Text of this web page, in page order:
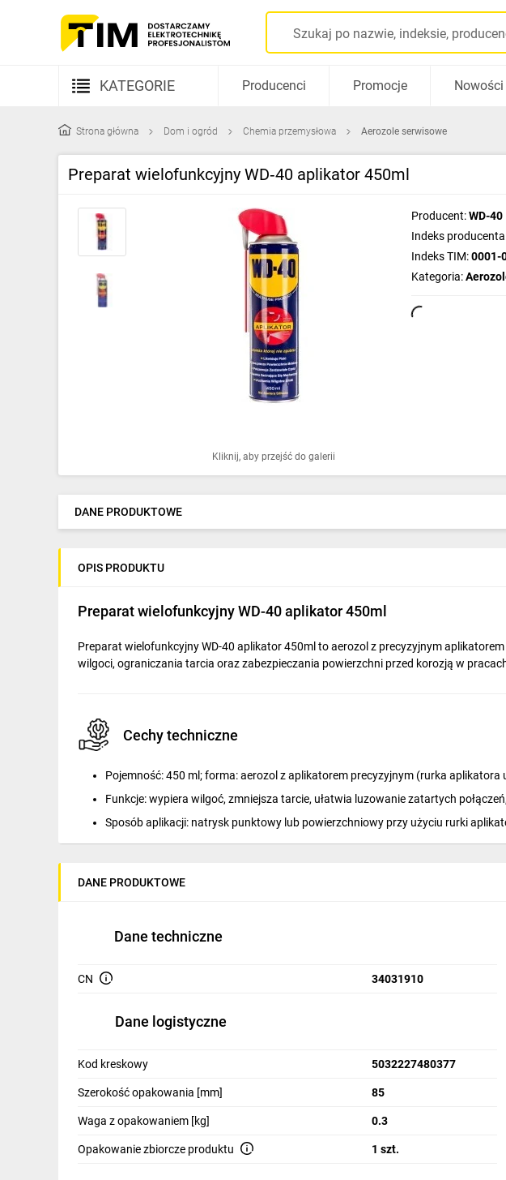
KATEGORIE
Kable i przewody
Rozdzielnice i obudowy
Elementy prowadzenia kabli
Fotowoltaika
Gniazda i łączniki
Ogrzewanie
Elektronarzędzia i mierniki
Napędy elektryczne
Pneumatyka
Dom i ogród
IT, GSM
Odzież ochronna i BHP
Elektromobilność
Producenci Promocje Nowości
Strona główna Dom i ogród Chemia przemysłowa Aerozole serwisowe
Preparat wielofunkcyjny WD‑40 aplikator 450ml
Kliknij, aby przejść do galerii
Producent:WD-40
Indeks
Indeks TIM:0001-
Kategoria:
DANE PRODUKTOWE
OPIS PRODUKTU
Preparat wielofunkcyjny WD-40 aplikator 450ml
Preparat wielofunkcyjny WD-40 aplikator 450ml to aerozol z precyzyjnym
wilgoci, ograniczania tarcia oraz zabezpieczania powierzchni przed korozją w
Cechy techniczne
Pojemność: 450 ml; forma: aerozol z aplikatorem precyzyjnym (rurka
Funkcje: wypiera wilgoć, zmniejsza tarcie, ułatwia luzowanie zatartych
Sposób aplikacji: natrysk punktowy lub powierzchniowy przy użyciu rurki
Właściwości użytkowe: szybkie działanie powierzchniowe, ułatwione
Obsługa i konserwacja szaf rozdzielczych, zacisków, złączy i przewodów
Prace montażowe i serwisowe w warsztatach, halach produkcyjnych oraz przy
DANE PRODUKTOWE
Dane techniczne
CN 34031910
Dane logistyczne
Kod kreskowy 5032227480377
Szerokość opakowania [mm] 85
Waga z opakowaniem [kg] 0.3
Opakowanie zbiorcze produktu 1 szt.